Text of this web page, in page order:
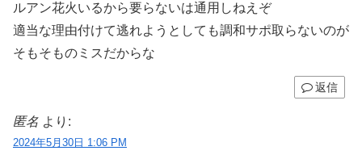
ルアン花火いるから要らないは通用しねえぞ
適当な理由付けて逃れようとしても調和サポ取らないのが
そもそものミスだからな
返信
匿名 より:
2024年5月30日 1:06 PM